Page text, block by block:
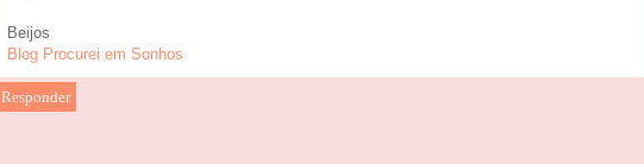
Beijos
Blog Procurei em Sonhos
Responder